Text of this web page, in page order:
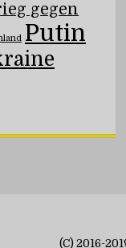
gegen
Putin
(C) 2016-